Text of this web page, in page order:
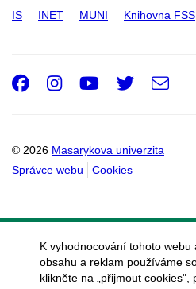
IS INET MUNI Knihovna FSS
© 2026 Masarykova univerzita
Správce webu
Cookies
Facebook
Instagram
Youtube
e-
K vyhodnocování tohoto webu
obsahu a reklam používáme
klikněte na „přijmout cookies",